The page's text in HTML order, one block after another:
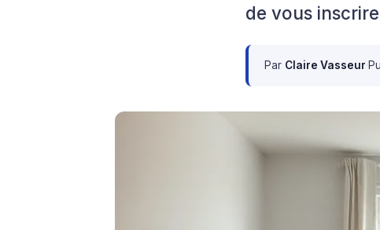
de vous
Par Claire Vasseur·